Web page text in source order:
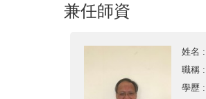
兼任師資
姓名 :
職稱 :
學歷